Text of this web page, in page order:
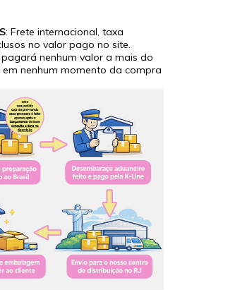
: Frete internacional, taxa
no valor pago no site.
nenhum valor a mais do
nenhum momento da compra